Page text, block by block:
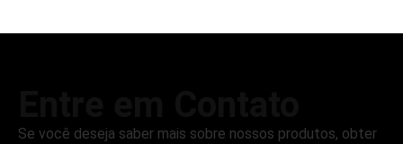
Se você deseja saber mais sobre nossos produtos, obter